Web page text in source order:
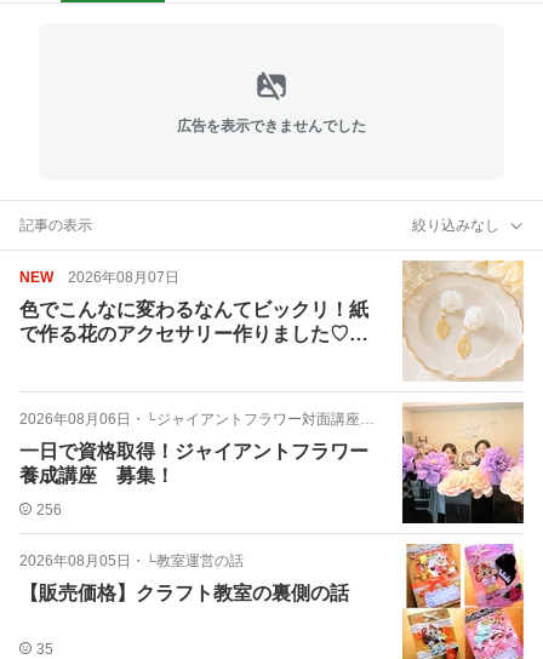
広告を表示できませんでした
記事の表示 絞り込みなし
NEW 2026年08月07日
色でこんなに変わるなんてビックリ！紙
で作る花のアクセサリー作りました♡ペ
2026年08月06日 ・ └ジャイアントフラワー対面講座 詳細
一日で資格取得！ジャイアントフラワー
養成講座 募集！
256
2026年08月05日 ・ └教室運営の話
【販売価格】クラフト教室の裏側の話
35